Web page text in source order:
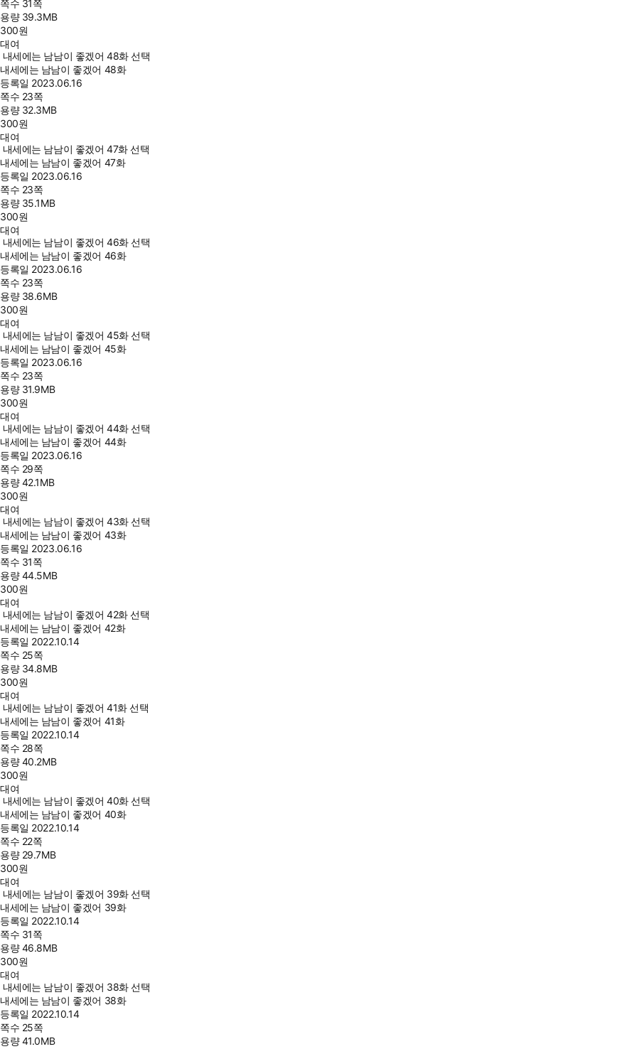
쪽수 31쪽
용량 39.3MB
300원
대여
내세에는 남남이 좋겠어 48화 선택
내세에는 남남이 좋겠어 48화
등록일 2023.06.16
쪽수 23쪽
용량 32.3MB
300원
대여
내세에는 남남이 좋겠어 47화 선택
내세에는 남남이 좋겠어 47화
등록일 2023.06.16
쪽수 23쪽
용량 35.1MB
300원
대여
내세에는 남남이 좋겠어 46화 선택
내세에는 남남이 좋겠어 46화
등록일 2023.06.16
쪽수 23쪽
용량 38.6MB
300원
대여
내세에는 남남이 좋겠어 45화 선택
내세에는 남남이 좋겠어 45화
등록일 2023.06.16
쪽수 23쪽
용량 31.9MB
300원
대여
내세에는 남남이 좋겠어 44화 선택
내세에는 남남이 좋겠어 44화
등록일 2023.06.16
쪽수 29쪽
용량42.1MB
300원
대여
내세에는 남남이 좋겠어 43화 선택
내세에는 남남이 좋겠어 43화
등록일 2023.06.16
쪽수 31쪽
용량44.5MB
300원
대여
내세에는 남남이 좋겠어 42화 선택
내세에는 남남이 좋겠어 42화
등록일 2022.10.14
쪽수 25쪽
용량 34.8MB
300원
대여
내세에는 남남이 좋겠어 41화 선택
내세에는 남남이 좋겠어 41화
등록일 2022.10.14
쪽수 28쪽
용량40.2MB
300원
대여
내세에는 남남이 좋겠어 40화 선택
내세에는 남남이 좋겠어 40화
등록일 2022.10.14
쪽수 22쪽
용량 29.7MB
300원
대여
내세에는 남남이 좋겠어 39화 선택
내세에는 남남이 좋겠어 39화
등록일 2022.10.14
쪽수 31쪽
용량46.8MB
300원
대여
내세에는 남남이 좋겠어 38화 선택
내세에는 남남이 좋겠어 38화
등록일 2022.10.14
쪽수 25쪽
용량41.0MB